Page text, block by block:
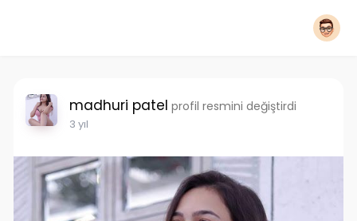
madhuri patel profil resmini değiştirdi
3 yıl